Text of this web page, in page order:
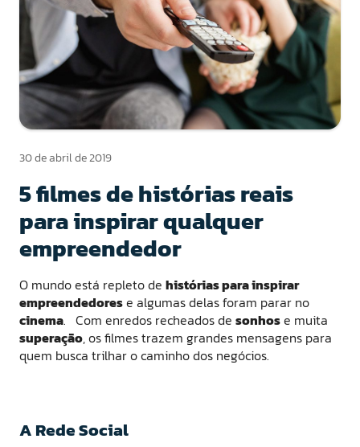
30 de abril de 2019
5 filmes de histórias reais
para inspirar qualquer
empreendedor
O mundo está repleto de histórias para inspirar
empreendedorese algumas delas foram parar no
cinema. Com enredos recheados de sonhose muita
superação, os filmes trazem grandes mensagens para
quem busca trilhar o caminho dos negócios.
A Rede Social